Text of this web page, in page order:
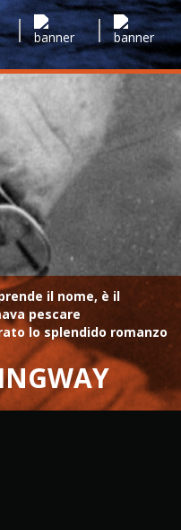
il nome, è il
pescare
lo splendido romanzo